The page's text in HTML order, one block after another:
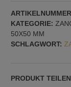
Muster
Nr.
13
Menge
KATEGORIE:
0X50 MM
SCHLAGWORT:
PRODUKT